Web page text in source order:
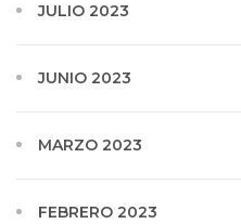
JULIO 2023
JUNIO 2023
MARZO 2023
FEBRERO 2023